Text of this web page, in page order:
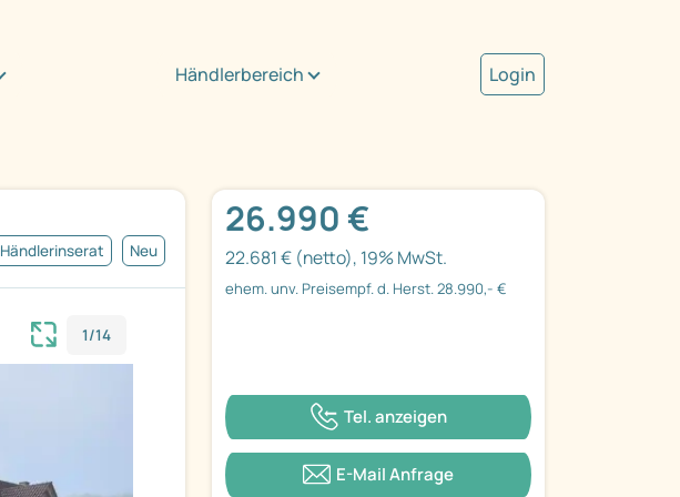
Händlerbereich Login
Händlerinserat Neu
1/14
26.990 €
22.681 € (netto), 19% MwSt.
ehem. unv. Preisempf. d. Herst. 28.990,- €
Tel. anzeigen
E-Mail Anfrage